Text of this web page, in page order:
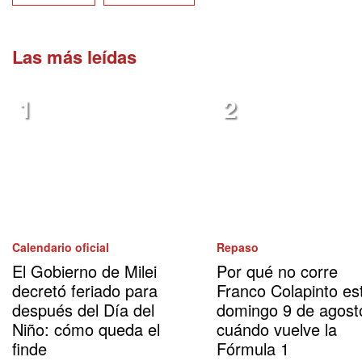
Las más leídas
Calendario oficial
El Gobierno de Milei
decretó feriado para
después del Día del
Niño: cómo queda el
finde
Repaso
Por qué no corre
Franco Colapinto
domingo 9 de
cuándo vuelve la
Fórmula 1